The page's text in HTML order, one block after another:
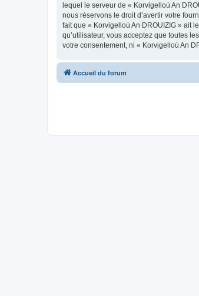
lequel le serveur de « Korvigelloù An
nous réservons le droit d’avertir votre
fait que « Korvigelloù An DROUIZIG » ait
qu’utilisateur, vous acceptez que toutes
votre consentement, ni « Korvigelloù An
Accueil du forum